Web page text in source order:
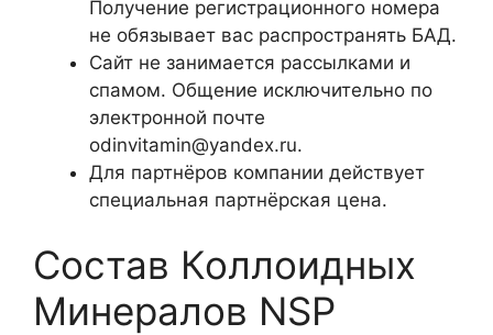
Получение регистрационного номера
не обязывает вас распространять БАД.
Сайт не занимается рассылками и
спамом. Общение исключительно по
электронной почте
odinvitamin@yandex.ru.
Для партнёров компании действует
специальная партнёрская цена.
Состав Коллоидных
Минералов NSP